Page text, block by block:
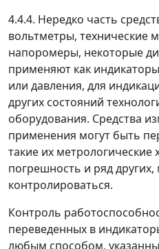
4.4.4. Нередко часть
вольтметры, технические
напоромеры, некоторые
применяют как
или давления, для
других состояний
оборудования. Средства
применения могут быть
такие их метрологические
погрешность и ряд других,
контролироваться.
Контроль
переведенных в
любым способом,